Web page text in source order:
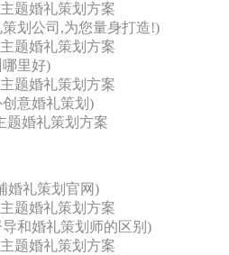
主题婚礼策划方案
划公司,为您量身打造!)
主题婚礼策划方案
里好)
主题婚礼策划方案
意婚礼策划)
题婚礼策划方案
婚礼策划官网)
主题婚礼策划方案
和婚礼策划师的区别)
主题婚礼策划方案